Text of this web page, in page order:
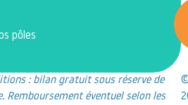
pôles
: bilan gratuit sous réserve de
Remboursement éventuel selon les